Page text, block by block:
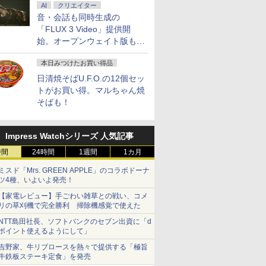
AI クリエイター
音・会話も同時生成の
「FLUX 3 Video」提供開
始。オープンウェイト版も計
画
本日みつけたお買い得品
日清焼そばU.F.O.の12個セッ
トがお買い得。マルちゃん焼
そばも！
Impress Watchシリーズ 人気記事
24時間 1週間 1カ月
スド「Mrs. GREEN APPLE」のコラボドーナ
4種、いよいよ発売！
家電レビュー】手ごわい雑草との戦い、コメ
の草刈機で完全勝利 掃除機感覚で使えた
島田社長、ソフトバンクのセブン出資に「d
イント使えるようにして」
野家、牛リブロースを熱々で提供する「極旨
鉄板ステーキ定食」を発売